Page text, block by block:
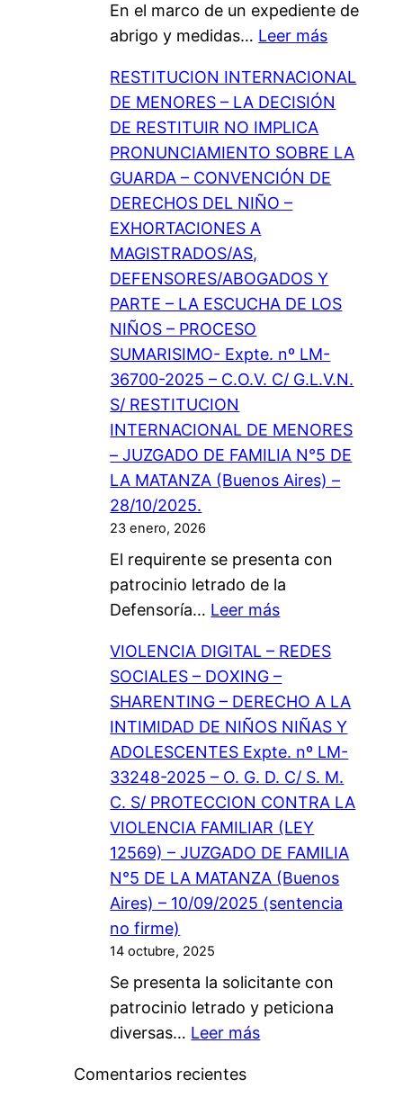
A
D
E
L
J
U
Z
G
A
D
O
D
E
F
A
M
I
L
I
A
N
D
L
A
M
A
T
A
N
Z
A
R
T
A
L
E
C
I
M
I
N
T
O
R
E
I
N
C
A
O
D
E
L
N
I
Ñ
O
/
A
S
En el marco de un expediente de
abrigo y medidas… Leer más:
D
O
C
I
V
O
U
N
A
D
D
N
O
,
I
Ñ
A
Y
A
O
L
E
E
N
RESTITUCION INTERNACIONAL
DE MENORES – LA DECISIÓN
DE RESTITUIR NO IMPLICA
PRONUNCIAMIENTO SOBRE LA
GUARDA – CONVENCIÓN DE
DERECHOS DEL NIÑO –
EXHORTACIONES A
MAGISTRADOS/AS,
DEFENSORES/ABOGADOS Y
PARTE – LA ESCUCHA DE LOS
NIÑOS – PROCESO
SUMARISIMO- Expte. nº LM-
36700-2025 – C.O.V. C/ G.L.V.N.
S/ RESTITUCION
INTERNACIONAL DE MENORES
– JUZGADO DE FAMILIA N°5 DE
LA MATANZA (Buenos Aires) –
28/10/2025.
23 enero, 2026
El requirente se presenta con
patrocinio letrado de la
Defensoría… Leer más:
E
S
T
I
T
U
C
I
O
N
I
E
R
VIOLENCIA DIGITAL – REDES
SOCIALES – DOXING –
SHARENTING – DERECHO A LA
INTIMIDAD DE NIÑOS NIÑAS Y
ADOLESCENTES Expte. nº LM-
33248-2025 – O. G. D. C/ S. M.
C. S/ PROTECCION CONTRA LA
VIOLENCIA FAMILIAR (LEY
12569) – JUZGADO DE FAMILIA
N°5 DE LA MATANZA (Buenos
Aires) – 10/09/2025 (sentencia
no firme)
14 octubre, 2025
Se presenta la solicitante con
patrocinio letrado y peticiona
diversas… Leer más:
Comentarios recientes